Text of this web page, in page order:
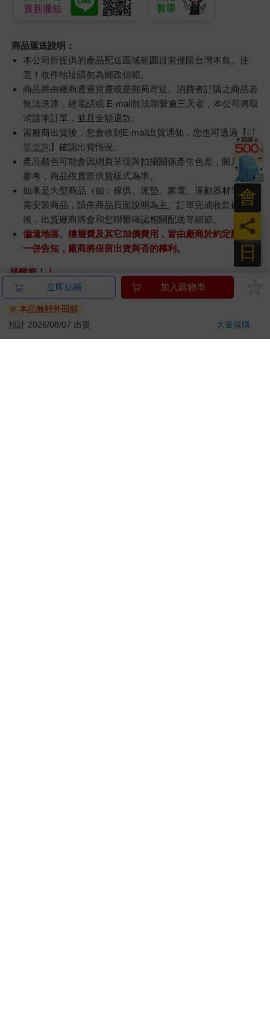
商品運送說明：
本公司所提供的產品配送區域範圍目前僅限台灣本島。注
意！收件地址請勿為郵政信箱。
商品將由廠商透過貨運或是郵局寄送。消費者訂購之商品若
無法送達，經電話或 E-mail無法聯繫逾三天者，本公司將取
消該筆訂單，並且全額退款。
當廠商出貨後，您會收到E-mail出貨通知，您也可透過【訂
單查詢】確認出貨情況。
產品顏色可能會因網頁呈現與拍攝關係產生色差，圖片僅供
參考，商品依實際供貨樣式為準。
如果是大型商品（如：傢俱、床墊、家電、運動器材等）及
需安裝商品，請依商品頁面說明為主。訂單完成收款確認
後，出貨廠商將會和您聯繫確認相關配送等細節。
偏遠地區、樓層費及其它加價費用，皆由廠商於約定配送時
一併告知，廠商將保留出貨與否的權利。
提醒您！！
金石堂及銀行均不會請您操作ATM! 如接獲電話要求您前往
ATM提款機，請不要聽從指示，以免受騙上當！
退換貨須知：
**提醒您，鑑賞期不等於試用期，退回商品須為全新狀態**
立即結帳 加入購物車
※ 本品無額外回饋
預計 2026/08/07 出貨
大量採購
日
員
會